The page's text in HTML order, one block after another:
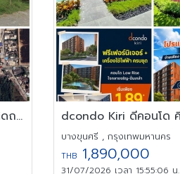
ให้เช่าที่ดิน 3 ไร่ 1 งาน 17 ตรว. ติดถนน คู่ขนานกาญจนาภิเษก
บางขุนศรี , กรุงเทพมหานคร
THB1,890,000
31/07/2026 เวลา 15:55:06 น.